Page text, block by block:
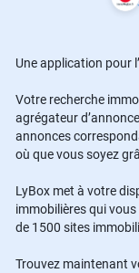
Une application pour
Votre recherche
agrégateur
annonces
où que vous soyez
LyBox met à votre
immobilières qui
de 1500 sites
Trouvez maintenant